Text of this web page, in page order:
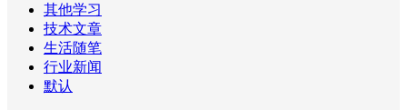
其他学习
技术文章
生活随笔
行业新闻
默认